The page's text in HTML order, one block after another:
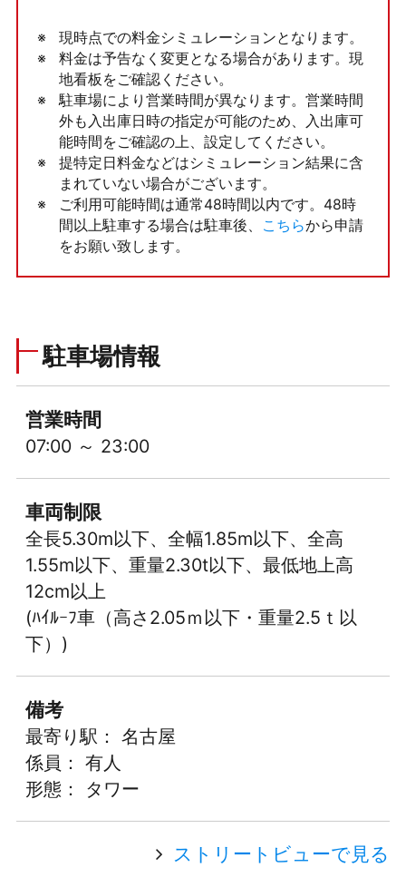
現時点での料金シミュレーションとなります。
料金は予告なく変更となる場合があります。現
地看板をご確認ください。
駐車場により営業時間が異なります。営業時間
外も入出庫日時の指定が可能のため、入出庫可
能時間をご確認の上、設定してください。
提特定日料金などはシミュレーション結果に含
まれていない場合がございます。
ご利用可能時間は通常48時間以内です。48時
間以上駐車する場合は駐車後、
こちらから申請
をお願い致します。
駐車場情報
営業時間
07:00 ～ 23:00
車両制限
全長5.30m以下、全幅1.85m以下、全高
1.55m以下、重量2.30t以下、最低地上高
12cm以上
(ﾊｲﾙｰﾌ車（高さ2.05ｍ以下・重量2.5ｔ以
下）)
備考
最寄り駅： 名古屋
係員： 有人
形態： タワー
ストリートビューで見る